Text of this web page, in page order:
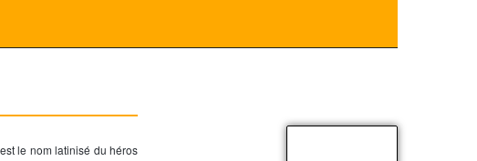
est le nom latinisé du héros